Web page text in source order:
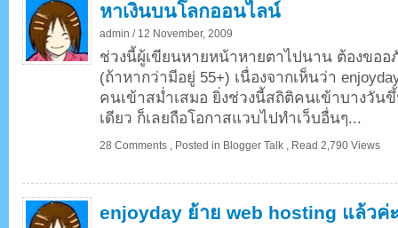
หาเงินบนโลกออนไลน์
admin / 12 November, 2009
ช่วงนี้ผู้เขียนหายหน้าหายตาไปนาน ต้องขอ
(ถ้าหากว่ามีอยู่ 55+) เนื่องจากเห็นว่า
คนเข้าสม่ำเสมอ ยิ่งช่วงนี้สถิติคนเข้าบางวั
เดียว ก็เลยถือโอกาสแวบไปทำเว็บอื่นๆ...
28 Comments , Posted in Blogger Talk , Read 2,790 Views
enjoyday ย้าย web hosting แล้วค่ะ